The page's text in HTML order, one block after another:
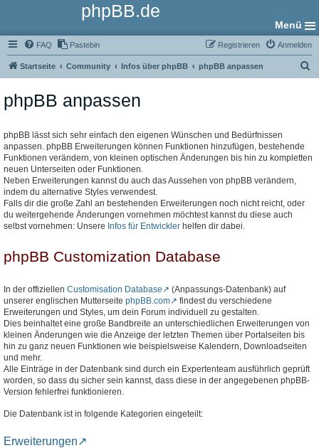
phpBB.de
Menü
FAQ Pastebin Anmelden
Registrieren
Startseite Community Infos über phpBB phpBB anpassen
phpBB anpassen
phpBB lässt sich sehr einfach den eigenen Wünschen und Bedürfnissen
anpassen. phpBB Erweiterungen können Funktionen hinzufügen, bestehende
Funktionen verändern, von kleinen optischen Änderungen bis hin zu kompletten
neuen Unterseiten oder Funktionen.
Neben Erweiterungen kannst du auch das Aussehen von phpBB verändern,
indem du alternative Styles verwendest.
Falls dir die große Zahl an bestehenden Erweiterungen noch nicht reicht, oder
du weitergehende Änderungen vornehmen möchtest kannst du diese auch
selbst vornehmen: Unsere Infos für Entwickler helfen dir dabei.
phpBB Customization Database
In der offiziellen Customisation Database
(Anpassungs-Datenbank) auf
unserer englischen Mutterseite phpBB.com
findest du verschiedene
Erweiterungen und Styles, um dein Forum individuell zu gestalten.
Dies beinhaltet eine große Bandbreite an unterschiedlichen Erweiterungen von
kleinen Änderungen wie die Anzeige der letzten Themen über Portalseiten bis
hin zu ganz neuen Funktionen wie beispielsweise Kalendern, Downloadseiten
und mehr.
Alle Einträge in der Datenbank sind durch ein Expertenteam ausführlich geprüft
worden, so dass du sicher sein kannst, dass diese in der angegebenen phpBB-
Version fehlerfrei funktionieren.
Die Datenbank ist in folgende Kategorien eingeteilt:
Erweiterungen